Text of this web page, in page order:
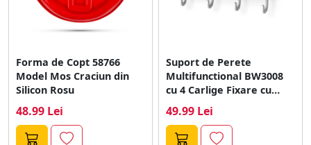
Forma de Copt 58766
Model Mos Craciun din
Silicon Rosu
48.99 Lei
Suport de Perete
Multifunctional BW3008
cu 4 Carlige Fixare cu
49.99 Lei